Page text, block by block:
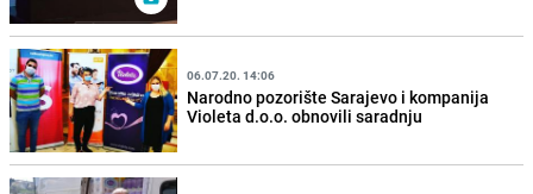
06.07.20. 14:06
Narodno pozorište Sarajevo i kompanija
Violeta d.o.o. obnovili saradnju